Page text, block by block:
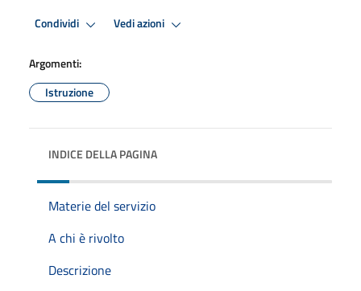
Condividi Vedi azioni
Argomenti:
Istruzione
INDICE DELLA PAGINA
Materie del servizio
A chi è rivolto
Descrizione